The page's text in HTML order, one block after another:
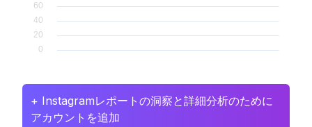
+ Instagramレポートの洞察と詳細分析のために
アカウントを追加